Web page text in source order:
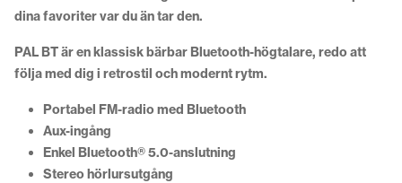
dina favoriter var du än tar den.
PAL BT är en klassisk bärbar Bluetooth-högtalare, redo att
följa med dig i retrostil och modernt rytm.
Portabel FM-radio med Bluetooth
Aux-ingång
Enkel Bluetooth® 5.0-anslutning
Stereo hörlursutgång